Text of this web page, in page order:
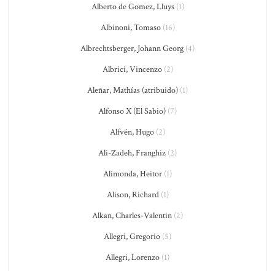
Alberto de Gomez, Lluys(1)
Albinoni, Tomaso(16)
Albrechtsberger, Johann Georg (4)
Albrici, Vincenzo(2)
Aleñar, Mathías (atribuido) (1)
Alfonso X (El Sabio) (7)
Alfvén, Hugo (2)
Ali-Zadeh, Franghiz (2)
Alimonda, Heitor (1)
Alison, Richard(1)
Alkan, Charles-Valentin (2)
Allegri, Gregorio (5)
Allegri, Lorenzo (1)